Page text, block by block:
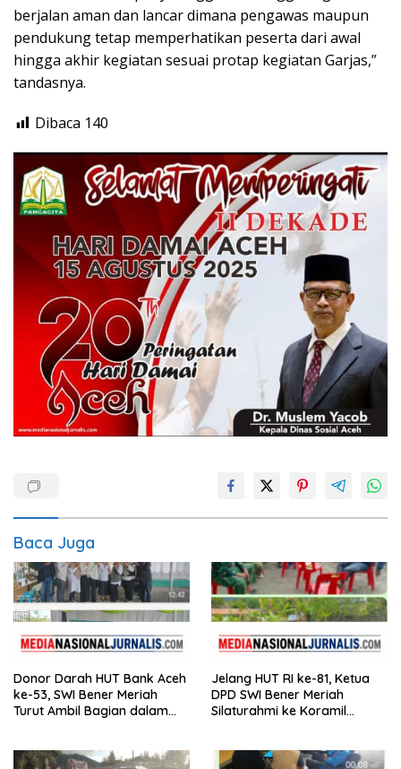
berjalan aman dan lancar dimana pengawas maupun
pendukung tetap memperhatikan peserta dari awal
hingga akhir kegiatan sesuai protap kegiatan Garjas,”
tandasnya.
Dibaca 140
Baca Juga
Donor Darah HUT Bank Aceh
ke-53, SWI Bener Meriah
Turut Ambil Bagian dalam
Jelang HUT RI ke-81, Ketua
DPD SWI Bener Meriah
Silaturahmi ke Koramil